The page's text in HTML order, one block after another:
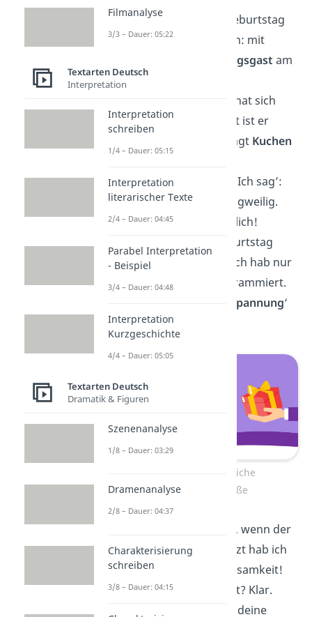
Ich wollte deinen Geburtstag
spannender machen: mit
Überraschungsgast am
Tag danach.
Mein Glückwunsch hat sich
verfahren, aber jetzt ist er
endlich da. Und bringt Kuchen
Besser spät als nie? Ich sag’:
Besser lustig
als langweilig.
Alles Gute nachträglich!
Ich hab deinen Geburtstag
nicht vergessen — ich hab nur
die Uhr falsch programmiert.
Tiefenentspannung‘
gestellt.
Lustige nachträgliche
Geburtstagsgrüße
Ich gratuliere lieber, wenn der
Trubelvorbei ist. Jetzt hab ich
deine volle Aufmerksamkeit!
Geburtstag verpasst? Klar.
Aber nur, um heute deine
Filmanalyse
3/3 – Dauer: 05:22
Textarten Deutsch
Interpretation
Interpretation
schreiben
1/4 – Dauer: 05:15
Interpretation
literarischer Texte
2/4 – Dauer: 04:45
Parabel Interpretation
- Beispiel
3/4 – Dauer: 04:48
Interpretation
Kurzgeschichte
4/4 – Dauer: 05:05
Textarten Deutsch
Dramatik & Figuren
Szenenanalyse
1/8 – Dauer: 03:29
Dramenanalyse
2/8 – Dauer: 04:37
Charakterisierung
schreiben
3/8 – Dauer: 04:15